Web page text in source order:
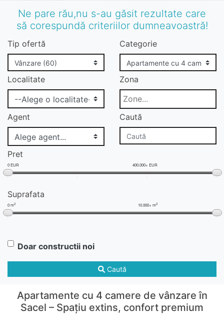
Ne pare rău,nu s-au găsit rezultate care
să corespundă criteriilor dumneavoastră!
Tip ofertă Categorie
Localitate Zona
Agent Caută
Pret
0 EUR 400.000+ EUR
Suprafata
0 m2 10.000+ m2
Doar constructii noi
Caută
Apartamente cu 4 camere de vânzare în
Sacel – Spațiu extins, confort premium